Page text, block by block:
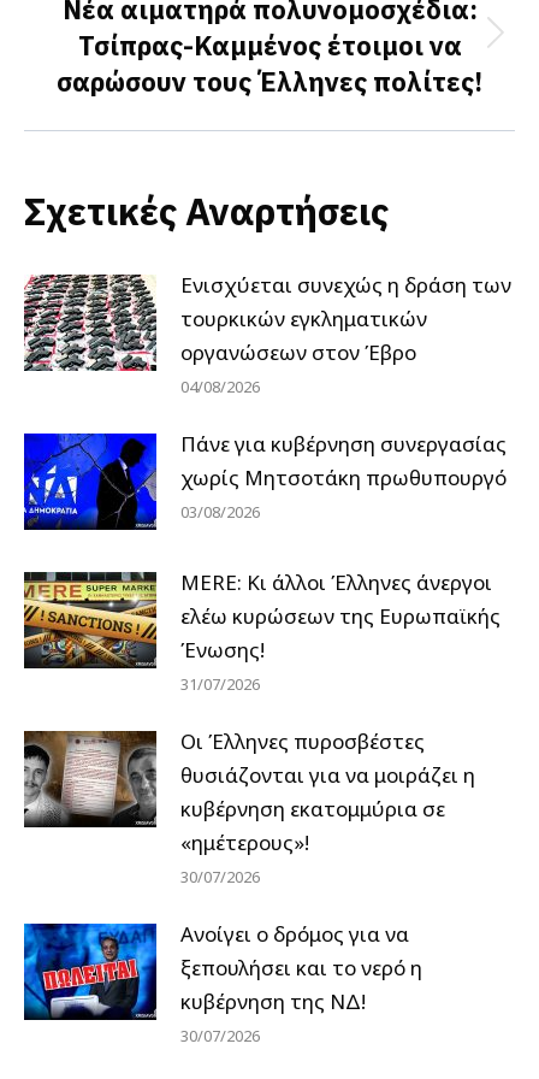
Next
post:
Νέα αιματηρά πολυνομοσχέδια:
Τσίπρας-Καμμένος έτοιμοι να
σαρώσουν τους Έλληνες πολίτες!
Σχετικές Αναρτήσεις
Ενισχύεται συνεχώς η δράση των
τουρκικών εγκληματικών
οργανώσεων στον Έβρο
04/08/2026
Πάνε για κυβέρνηση συνεργασίας
χωρίς Μητσοτάκη πρωθυπουργό
03/08/2026
MERE: Κι άλλοι Έλληνες άνεργοι
ελέω κυρώσεων της Ευρωπαϊκής
Ένωσης!
31/07/2026
Οι Έλληνες πυροσβέστες
θυσιάζονται για να μοιράζει η
κυβέρνηση εκατομμύρια σε
«ημέτερους»!
30/07/2026
Ανοίγει ο δρόμος για να
ξεπουλήσει και το νερό η
κυβέρνηση της ΝΔ!
30/07/2026